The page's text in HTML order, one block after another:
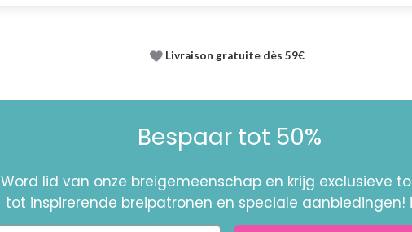
Livraison gratuite dès 59€
Bespaar tot 50%
Word lid van onze breigemeenschap en krijg exclusieve
tot inspirerende breipatronen en speciale aanbiedingen!